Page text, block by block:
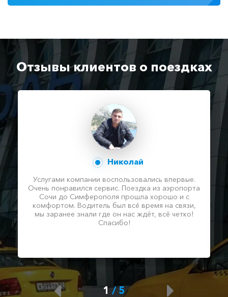
Отзывы клиентов о поездках
Николай
Услугами компании воспользовались впервые.
Очень понравился сервис. Поездка из аэропорта
Сочи до Симферополя прошла хорошо и с
комфортом. Водитель был всё время на связи,
мы заранее знали где он нас ждёт, всё четко!
Спасибо!
1/ 5